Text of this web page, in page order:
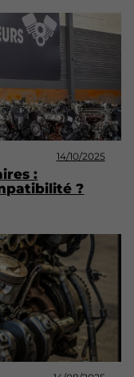
14/10/2025
:
?